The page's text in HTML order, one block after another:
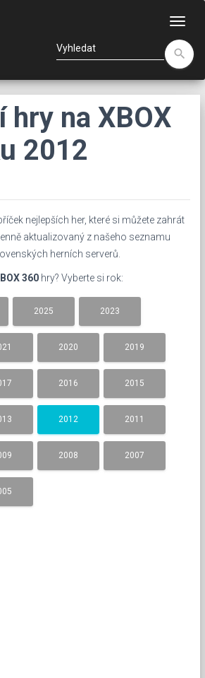
search
hry na XBOX
2012
nejlepších her, které si můžete zahrát
aktualizovaný z našeho seznamu
herních serverů.
360 hry? Vyberte si rok:
2025 2023
2020 2019
2016 2015
2012 2011
2008 2007